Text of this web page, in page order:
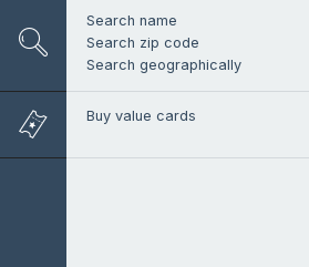
Search name
Search zip code
Search geographically
Buy value cards